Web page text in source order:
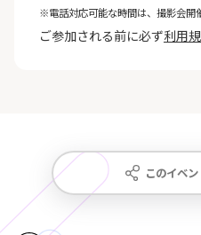
※電話対応可能な時間は、撮影会開
ご参加される前に必ず利用
このイベ